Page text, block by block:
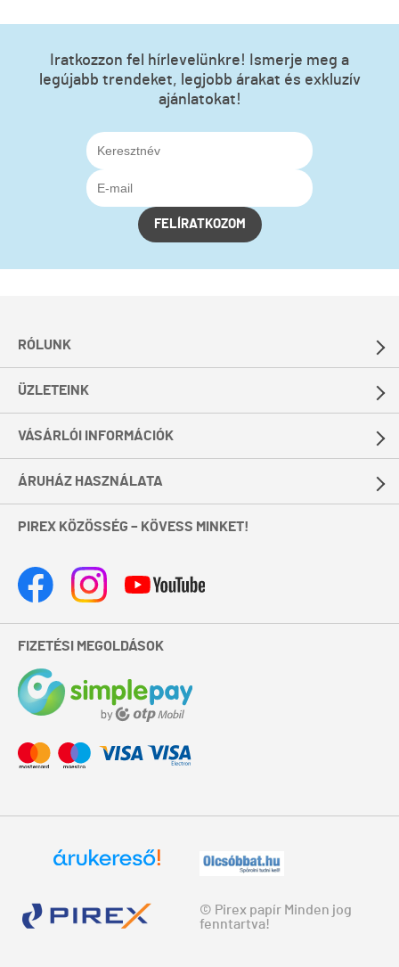
Iratkozzon fel hírlevelünkre! Ismerje meg a
legújabb trendeket, legjobb árakat és exkluzív
ajánlatokat!
FELÍRATKOZOM
RÓLUNK
ÜZLETEINK
VÁSÁRLÓI INFORMÁCIÓK
ÁRUHÁZ HASZNÁLATA
PIREX KÖZÖSSÉG – KÖVESS MINKET!
FIZETÉSI MEGOLDÁSOK
© Pirex papír Minden jog
fenntartva!